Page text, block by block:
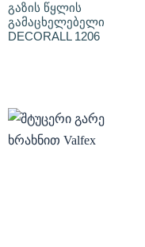
გაზის წყლის
გამაცხელებელი
DECORALL 1206